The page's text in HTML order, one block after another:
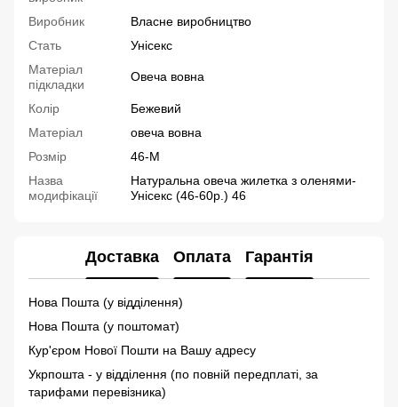
Виробник
Власне виробництво
Стать
Унісекс
Матеріал
підкладки
Овеча вовна
Колір
Бежевий
Матеріал
овеча вовна
Розмір
46-M
Назва
модифікації
Натуральна овеча жилетка з оленями-
Унісекс (46-60р.) 46
Доставка Оплата Гарантія
Нова Пошта (у відділення)
Нова Пошта (у поштомат)
Кур'єром Нової Пошти на Вашу адресу
Укрпошта - у відділення (по повній передплаті, за
тарифами перевізника)